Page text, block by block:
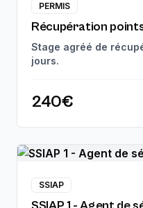
PERMIS
Récupération
Stage agréé de
jours.
240€
SSIAP